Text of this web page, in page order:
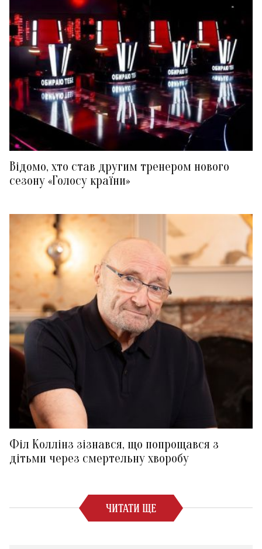
Відомо, хто став другим тренером нового
сезону «Голосу країни»
Філ Коллінз зізнався, що попрощався з
дітьми через смертельну хворобу
ЧИТАТИ ЩЕ